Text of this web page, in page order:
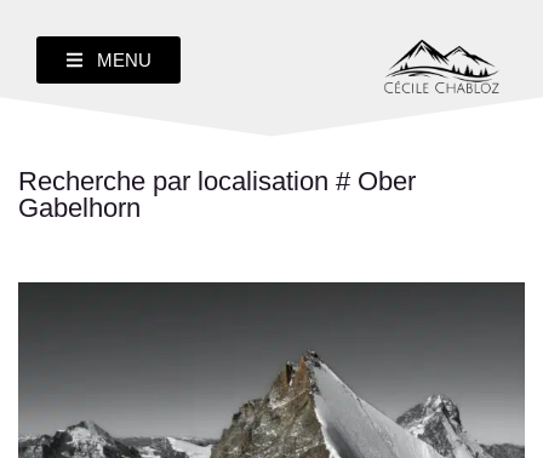
MENU
Recherche par localisation # Ober
Gabelhorn